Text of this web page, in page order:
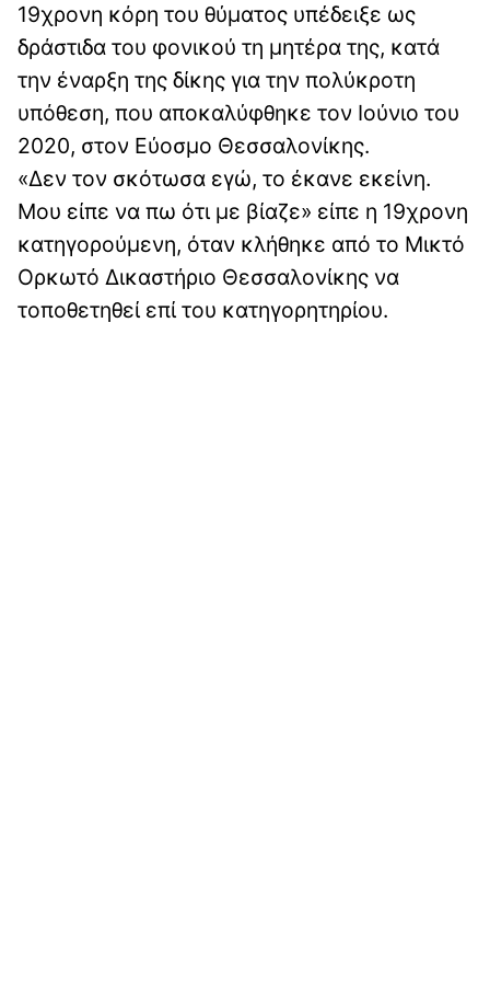
19χρονη κόρη του θύματος υπέδειξε ως
δράστιδα του φονικού τη μητέρα της, κατά
την έναρξη της δίκης για την πολύκροτη
υπόθεση, που αποκαλύφθηκε τον Ιούνιο του
2020, στον Εύοσμο Θεσσαλονίκης.
«Δεν τον σκότωσα εγώ, το έκανε εκείνη.
Μου είπε να πω ότι με βίαζε» είπε η 19χρονη
κατηγορούμενη, όταν κλήθηκε από το Μικτό
Ορκωτό Δικαστήριο Θεσσαλονίκης να
τοποθετηθεί επί του κατηγορητηρίου.